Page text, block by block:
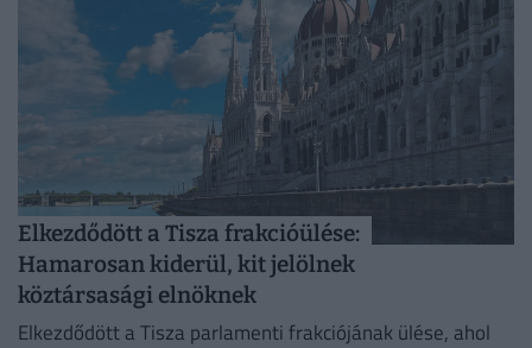
Elkezdődött a Tisza frakcióülése:
Hamarosan kiderül, kit jelölnek
köztársasági elnöknek
Elkezdődött a Tisza parlamenti frakciójának ülése, ahol